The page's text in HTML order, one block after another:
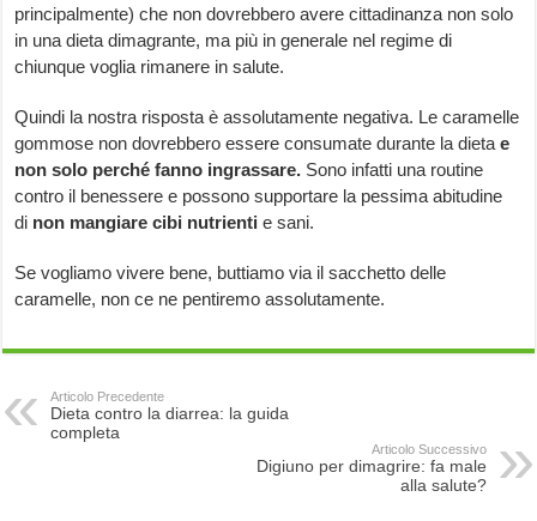
principalmente) che non dovrebbero avere cittadinanza non solo
in una dieta dimagrante, ma più in generale nel regime di
chiunque voglia rimanere in salute.
Quindi la nostra risposta è assolutamente negativa. Le caramelle
gommose non dovrebbero essere consumate durante la dietae
non solo perché fanno ingrassare. Sono infatti una routine
contro il benessere e possono supportare la pessima abitudine
di non mangiare cibi nutrientie sani.
Se vogliamo vivere bene, buttiamo via il sacchetto delle
caramelle, non ce ne pentiremo assolutamente.
Articolo Precedente
Dieta contro la diarrea: la guida
completa
Articolo Successivo
Digiuno per dimagrire: fa male
alla salute?